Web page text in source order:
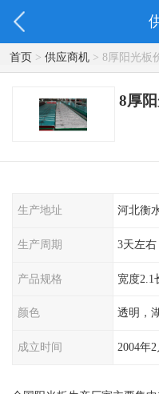
首页> 供应商机> 8厚阳光板
8厚
生产地址 河北衡
生产周期 3天左右
产品规格 宽度2.1
颜色 透明，
成立时间 2004年2